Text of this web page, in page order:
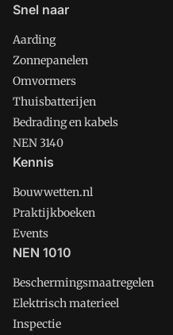
Snel naar
Aarding
Zonnepanelen
Omvormers
Thuisbatterijen
Bedrading en kabels
NEN 3140
Kennis
Bouwwetten.nl
Praktijkboeken
Events
NEN 1010
Beschermingsmaatregelen
Elektrisch materieel
Inspectie